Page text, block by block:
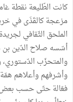
كانت الطّليعة نقطة
مزعجةكالقَذَىفي
الملحق الثّقافي لجريدة
أسّسه صلاح الدّين بن
والمتحزّب الدّستوري،
وأشرفهموأعلاهم همّة
فعّالةحتّىحسب